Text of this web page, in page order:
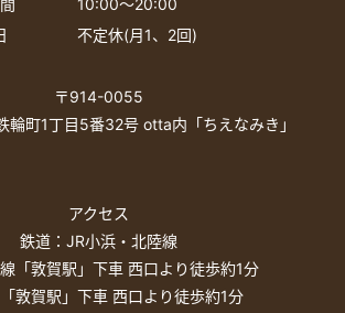
不定休(月1、2回)
〒914-0055
輪町1丁目5番32号 otta内「ちえなみき」
アクセス
鉄道：JR小浜・北陸線
「敦賀駅」下車 西口より徒歩約1分
敦賀駅」下車 西口より徒歩約1分